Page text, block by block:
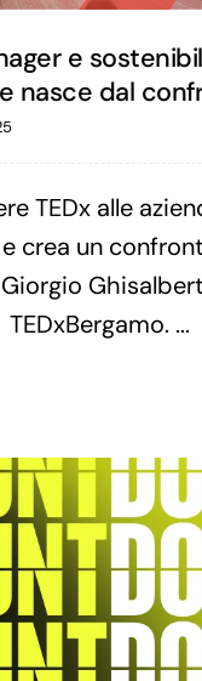
e
nasce dal
TEDx alle
crea un
...